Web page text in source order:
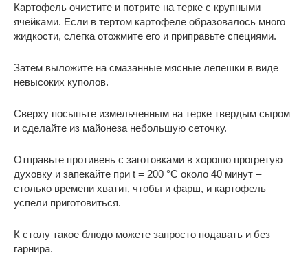
Картофель очистите и потрите на терке с крупными
ячейками. Если в тертом картофеле образовалось много
жидкости, слегка отожмите его и приправьте специями.
Затем выложите на смазанные мясные лепешки в виде
невысоких куполов.
Сверху посыпьте измельченным на терке твердым сыром
и сделайте из майонеза небольшую сеточку.
Отправьте противень с заготовками в хорошо прогретую
духовку и запекайте при t = 200 °C около 40 минут –
столько времени хватит, чтобы и фарш, и картофель
успели приготовиться.
К столу такое блюдо можете запросто подавать и без
гарнира.